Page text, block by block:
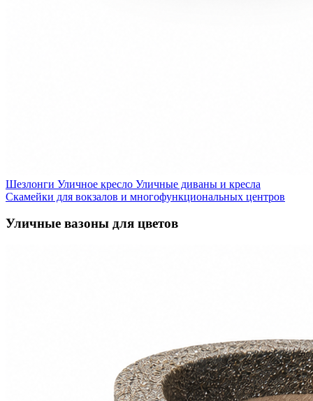
Шезлонги Уличное кресло Уличные диваны и кресла
Скамейки для вокзалов и многофункциональных центров
Уличные вазоны для цветов